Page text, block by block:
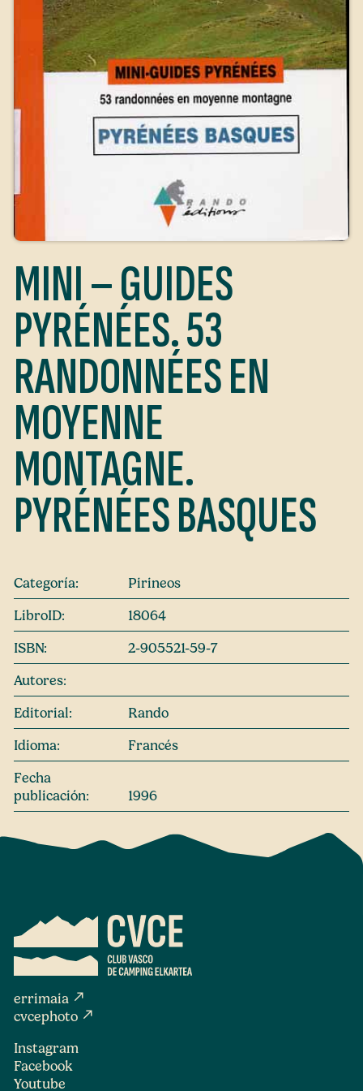
MINI – GUIDES
PYRÉNÉES. 53
RANDONNÉES EN
MOYENNE
MONTAGNE.
PYRÉNÉES BASQUES
Categoría:
Pirineos
LibroID:
18064
ISBN:
2-905521-59-7
Autores:
Editorial:
Rando
Idioma:
Francés
Fecha
publicación:
1996
errimaia north_east
cvcephoto north_east
Instagram
Facebook
Youtube